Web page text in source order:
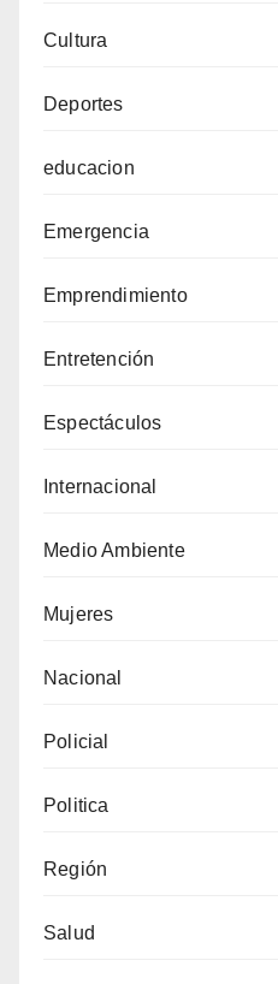
Cultura
Deportes
educacion
Emergencia
Emprendimiento
Entretención
Espectáculos
Internacional
Medio Ambiente
Mujeres
Nacional
Policial
Politica
Región
Salud